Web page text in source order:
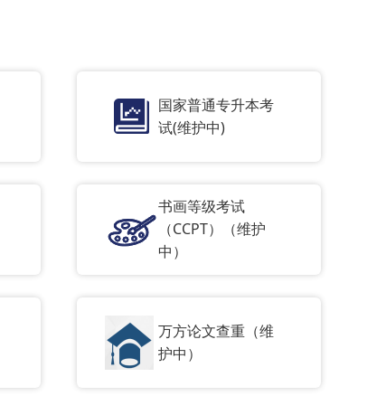
国家普通专升本考
试(维护中)
书画等级考试
（CCPT）（维护
中）
万方论文查重（维
护中）